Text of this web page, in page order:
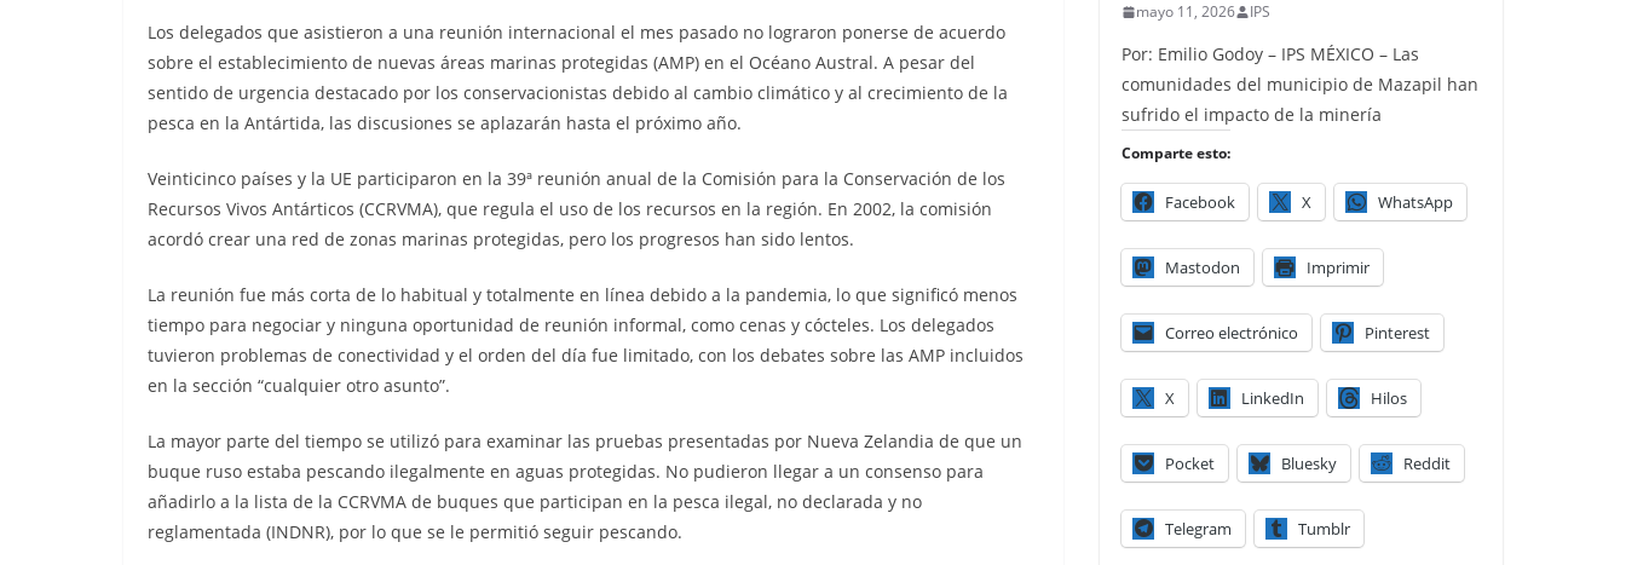
Los delegados que asistieron a una reunión internacional el mes pasado no lograron ponerse de acuerdo
sobre el establecimiento de nuevas áreas marinas protegidas (AMP) en el Océano Austral. A pesar del
sentido de urgencia destacado por los conservacionistas debido al cambio climático y al crecimiento de la
pesca en la Antártida, las discusiones se aplazarán hasta el próximo año.
Veinticinco países y la UE participaron en la 39ª reunión anual de la Comisión para la Conservación de los
Recursos Vivos Antárticos (CCRVMA), que regula el uso de los recursos en la región. En 2002, la comisión
acordó crear una red de zonas marinas protegidas, pero los progresos han sido lentos.
La reunión fue más corta de lo habitual y totalmente en línea debido a la pandemia, lo que significó menos
tiempo para negociar y ninguna oportunidad de reunión informal, como cenas y cócteles. Los delegados
tuvieron problemas de conectividad y el orden del día fue limitado, con los debates sobre las AMP incluidos
en la sección “cualquier otro asunto”.
La mayor parte del tiempo se utilizó para examinar las pruebas presentadas por Nueva Zelandia de que un
buque ruso estaba pescando ilegalmente en aguas protegidas. No pudieron llegar a un consenso para
añadirlo a la lista de la CCRVMA de buques que participan en la pesca ilegal, no declarada y no
reglamentada (INDNR), por lo que se le permitió seguir pescando.
mayo 11, 2026 IPS
Por: Emilio Godoy – IPS MÉXICO – Las
comunidades del municipio de Mazapil han
sufrido el impacto de la minería
Comparte esto:
Facebook X WhatsApp
Mastodon Imprimir
Correo electrónico Pinterest
X LinkedIn Hilos
Pocket Bluesky Reddit
Telegram Tumblr